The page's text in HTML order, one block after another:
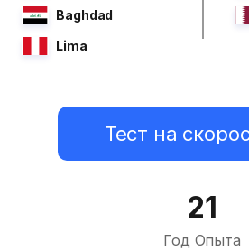
Baghdad
Lima
Тест на
21
Год Опыта